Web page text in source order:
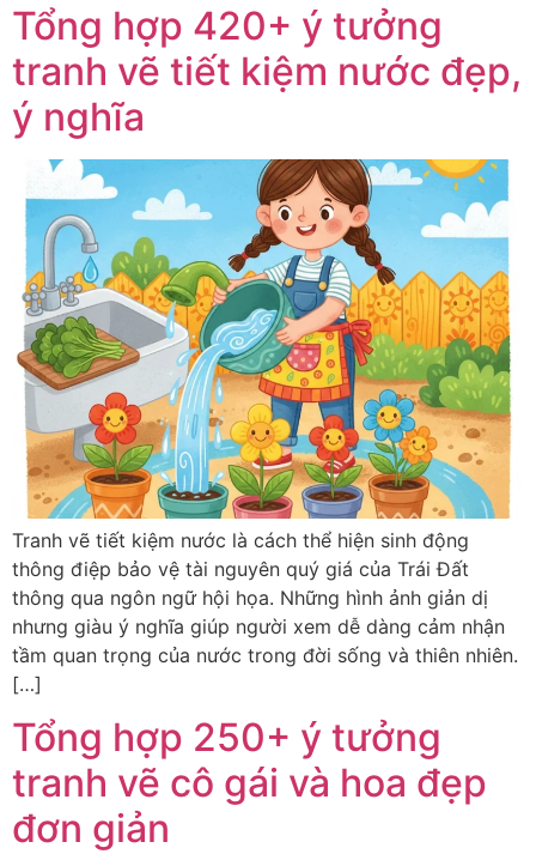
Tổng hợp 420+ ý tưởng
tranh vẽ tiết kiệm nước đẹp,
ý nghĩa
Tranh vẽ tiết kiệm nước là cách thể hiện sinh động
thông điệp bảo vệ tài nguyên quý giá của Trái Đất
thông qua ngôn ngữ hội họa. Những hình ảnh giản dị
nhưng giàu ý nghĩa giúp người xem dễ dàng cảm nhận
tầm quan trọng của nước trong đời sống và thiên nhiên.
[…]
Tổng hợp 250+ ý tưởng
tranh vẽ cô gái và hoa đẹp
đơn giản